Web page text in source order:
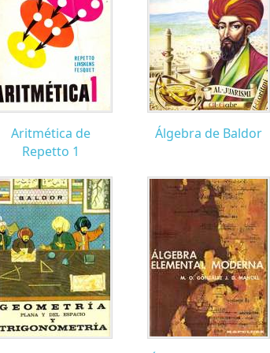
Aritmética de
Repetto 1
Álgebra de Baldor